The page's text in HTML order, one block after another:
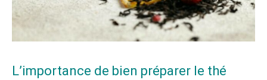
L’importance de bien préparer le thé